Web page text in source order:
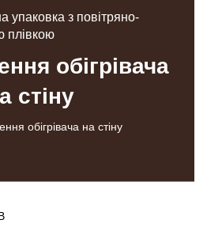
упаковка з повітряно-
плівкою
обігрівача
стіну